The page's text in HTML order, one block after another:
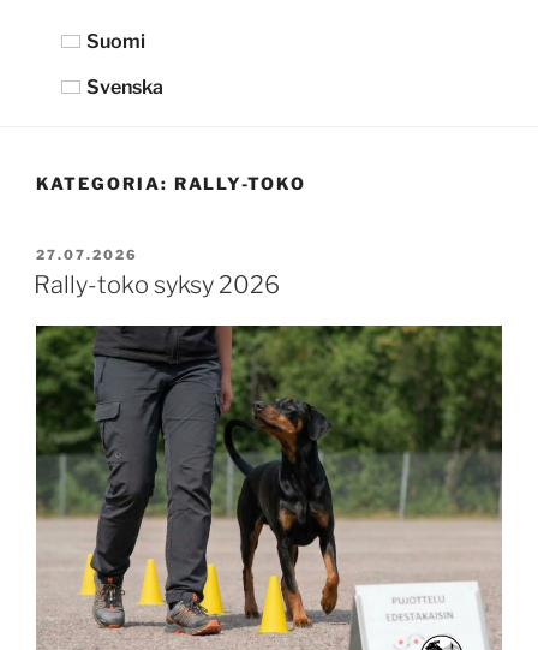
Suomi
Svenska
KATEGORIA: RALLY-TOKO
JULKAISTU
27.07.2026
Rally-toko syksy 2026